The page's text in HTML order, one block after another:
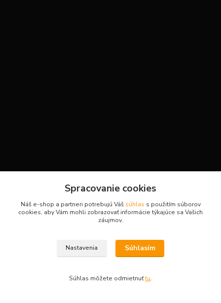
+421908736431
obchod.hsport@gmail.com
Spracovanie cookies
Náš e-shop a partneri potrebujú Váš súhlas s použitím súborov
cookies, aby Vám mohli zobrazovať informácie týkajúce sa Vašich
záujmov.
Nastavenia Súhlasím
Súhlas môžete odmietnuťtu.